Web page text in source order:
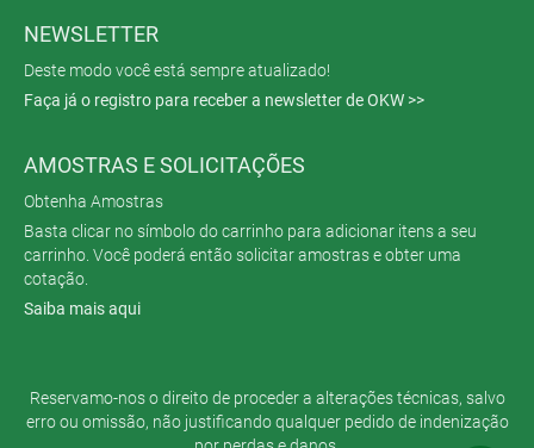
NEWSLETTER
Deste modo você está sempre atualizado!
Faça já o registro para receber a newsletter de OKW >>
AMOSTRAS E SOLICITAÇÕES
Obtenha Amostras
Basta clicar no símbolo do carrinho para adicionar itens a seu
carrinho. Você poderá então solicitar amostras e obter uma
cotação.
Saiba mais aqui
Reservamo-nos o direito de proceder a alterações técnicas, salvo
erro ou omissão, não justificando qualquer pedido de indenização